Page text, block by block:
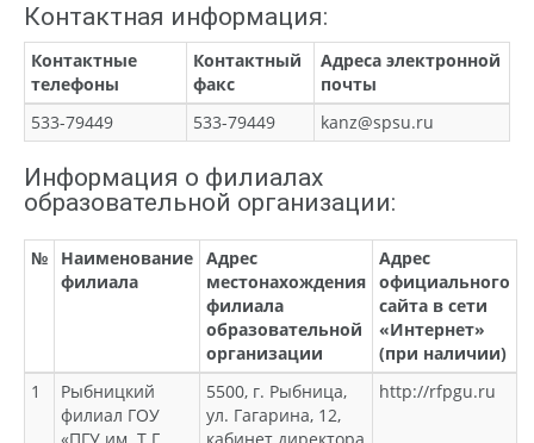
Контактная информация:
Контактные
телефоны
Контактный
факс
Адреса электронной
почты
533-79449
533-79449 kanz@spsu.ru
Информация о филиалах
образовательной организации:
№
Наименование
филиала
Адрес
местонахождения
филиала
образовательной
организации
Адрес
официального
сайта в сети
«Интернет»
(при наличии)
1
Рыбницкий
филиал ГОУ
«ПГУ им. Т.Г.
5500, г. Рыбница,
ул. Гагарина, 12,
кабинет директора
http://rfpgu.ru